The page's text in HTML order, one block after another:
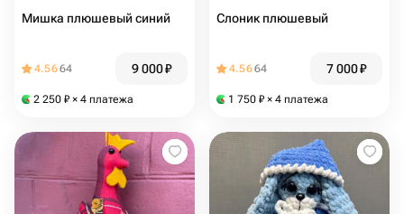
Мишка плюшевый синий
4.5664 9 000₽
2 250 ₽ × 4 платежа
Слоник плюшевый
4.5664 7 000₽
1 750 ₽ × 4 платежа